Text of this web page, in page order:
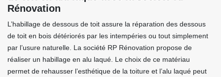
Rénovation
L’habillage de dessous de toit assure la réparation des dessous
de toit en bois détériorés par les intempéries ou tout simplement
par l’usure naturelle. La société RP Rénovation propose de
réaliser un habillage en alu laqué. Le choix de ce matériau
permet de rehausser l’esthétique de la toiture et l’alu laqué peut